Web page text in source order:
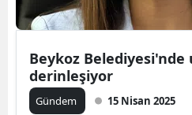
Beykoz Belediyesi'nde
derinleşiyor
Gündem 15 Nisan 2025